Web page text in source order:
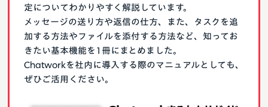
定についてわかりやすく解説しています。
メッセージの送り方や返信の仕方、また、タスクを追
加する方法やファイルを添付する方法など、知ってお
きたい基本機能を1冊にまとめました。
Chatworkを社内に導入する際のマニュアルとしても、
ぜひご活用ください。